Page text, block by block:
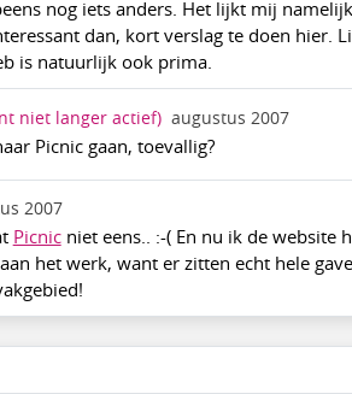
nog iets anders. Het lijkt mij
dan, kort verslag te doen hier.
is natuurlijk ook prima.
niet langer actief) augustus 2007
Picnic gaan, toevallig?
2007
Picnicniet eens.. :-( En nu ik de website
het werk, want er zitten echt hele